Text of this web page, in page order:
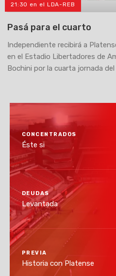
21:30 en el LDA-REB
Pasá para el cuarto
Independiente recibirá a
en el Estadio Libertadores de
Bochini por la cuarta jornada del
CONCENTRADOS
Éste si
DEUDAS
Levantada
PREVIA
Historia con Platense